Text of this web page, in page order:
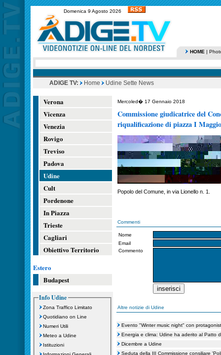
Domenica 9 Agosto 2026
HOME |
ADIGE TV: Home Udine Sette News
Verona
Vicenza
Venezia
Rovigo
Treviso
Padova
Udine
Cult
Pordenone
In Piazza
Trieste
Cagliari
Obiettivo Territorio
Estero
Budapest
Info Udine
Zona Traffico Limitato
Quotidiano on Line
Numeri Utili
Meteo a Udine
Istituzioni
Mercoled� 17 Gennaio 2018
Commissione giudicatrice del
riqualificazione di piazza I Maggio
Popolo del Comune, in via Lionello n. 1.
Commenti
Nome
Email
Commento
Altre notizie di Udine
Evento "Winter music night" con
Energia e clima: Udine ha aderito al Patto
Dicembre a Udine
Seduta della III Commissione consiliare